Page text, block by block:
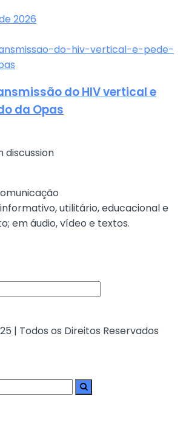
2026
do HIV vertical e
da Opas
discussion
utilitário, educacional e
em áudio, vídeo e textos.
| Todos os Direitos Reservados